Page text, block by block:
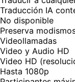
Traducción IA
No disponible
Preserva
Videollamadas
Video y Audio HD
Video HD
Hasta 1080p